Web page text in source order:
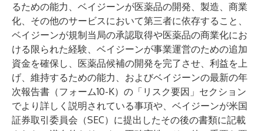
るための能力、ベイジーンが医薬品の開発、製造、商業
化、その他のサービスにおいて第三者に依存すること、
ベイジーンが規制当局の承認取得や医薬品の商業化にお
ける限られた経験、ベイジーンが事業運営のための追加
資金を確保し、医薬品候補の開発を完了させ、利益を上
げ、維持するための能力、およびベイジーンの最新の年
次報告書（フォーム10-K）の「リスク要因」セクション
でより詳しく説明されている事項や、ベイジーンが米国
証券取引委員会（SEC）に提出したその後の書類に記載